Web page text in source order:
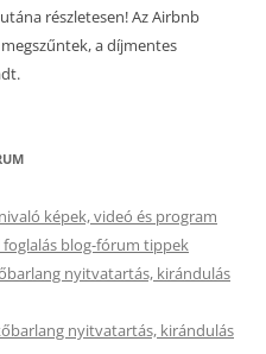
részletesen! Az Airbnb
a díjmentes
képek, videó és program
blog-fórum tippek
nyitvatartás, kirándulás
nyitvatartás, kirándulás